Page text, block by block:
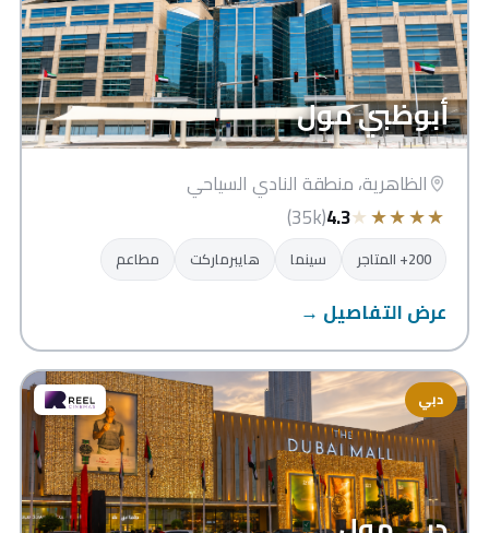
أبوظبي مول
الظاهرية، منطقة النادي السياحي
★
★
★
★
★
4.3
(35k)
200+ المتاجر سينما هايبرماركت مطاعم
عرض التفاصيل →
دبي